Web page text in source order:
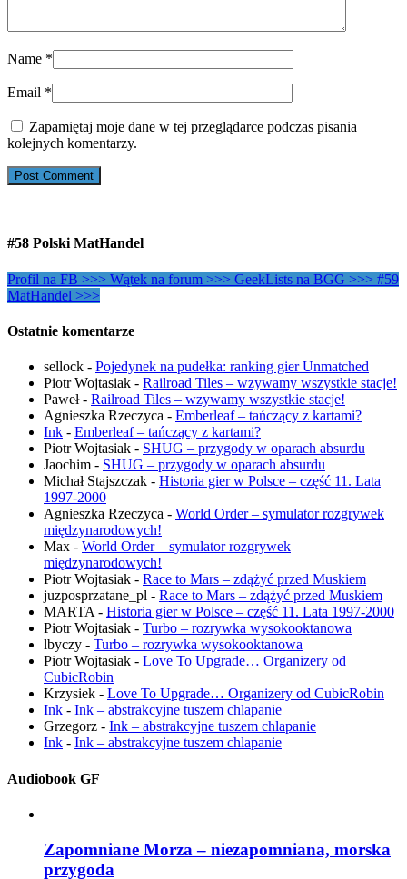
Name *
Email *
Zapamiętaj moje dane w tej przeglądarce podczas pisania
kolejnych komentarzy.
#58 Polski MatHandel
Profil na FB >>> Wątek na forum >>> GeekLists na BGG >>> #59
MatHandel >>>
Ostatnie komentarze
sellock - Pojedynek na pudełka: ranking gier Unmatched
Piotr Wojtasiak - Railroad Tiles – wzywamy wszystkie stacje!
Paweł- Railroad Tiles – wzywamy wszystkie stacje!
Agnieszka Rzeczyca - Emberleaf – tańczący z kartami?
Ink - Emberleaf – tańczący z kartami?
Piotr Wojtasiak - SHUG – przygody w oparach absurdu
Jaochim - SHUG – przygody w oparach absurdu
Michał Stajszczak - Historia gier w Polsce – część 11. Lata
1997-2000
Agnieszka Rzeczyca - World Order – symulator rozgrywek
międzynarodowych!
Max - World Order – symulator rozgrywek
międzynarodowych!
Piotr Wojtasiak - Race to Mars – zdążyć przed Muskiem
juzposprzatane_pl - Race to Mars – zdążyć przed Muskiem
MARTA - Historia gier w Polsce – część 11. Lata 1997-2000
Piotr Wojtasiak - Turbo – rozrywka wysokooktanowa
lbyczy - Turbo – rozrywka wysokooktanowa
Piotr Wojtasiak - Love To Upgrade… Organizery od
CubicRobin
Krzysiek - Love To Upgrade… Organizery od CubicRobin
Ink - Ink – abstrakcyjne tuszem chlapanie
Grzegorz - Ink – abstrakcyjne tuszem chlapanie
Ink - Ink – abstrakcyjne tuszem chlapanie
Audiobook GF
Zapomniane Morza – niezapomniana, morska
przygoda